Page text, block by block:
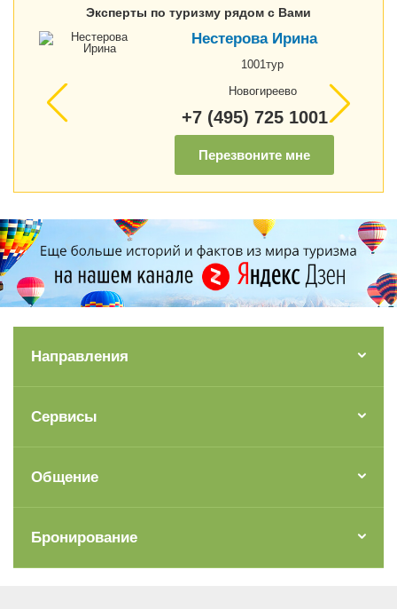
Эксперты по туризму рядом с Вами
Нестерова Ирина
1001тур
Новогиреево
+7 (495) 725 1001
Перезвоните мне
Направления
Сервисы
Общение
Бронирование